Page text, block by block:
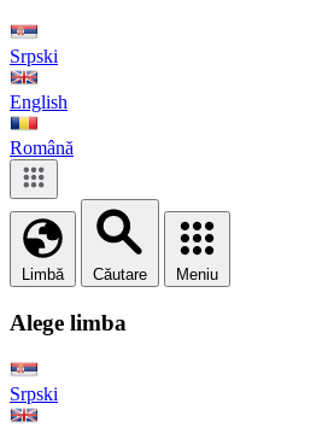
Srpski
English
Română
Limbă Căutare Meniu
Alege limba
Srpski